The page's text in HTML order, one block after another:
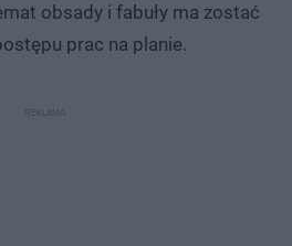
obsady i fabuły ma zostać
prac na planie.